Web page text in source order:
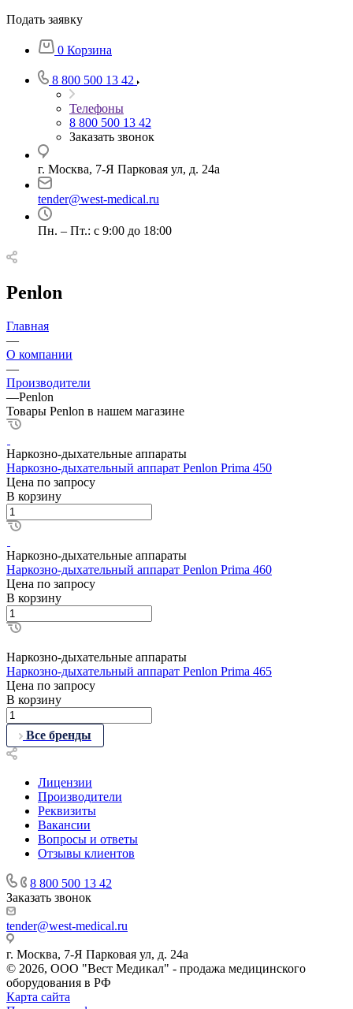
Подать заявку
0 Корзина
8 800 500 13 42
Телефоны
8 800 500 13 42
Заказать звонок
г. Москва, 7-Я Парковая ул, д. 24а
tender@west-medical.ru
Пн. – Пт.: с 9:00 до 18:00
Penlon
Главная
—
О компании
—
Производители
—Penlon
Товары Penlon в нашем магазине
Наркозно-дыхательные аппараты
Наркозно-дыхательный аппарат Penlon Prima 450
Цена по запросу
В корзину
Наркозно-дыхательные аппараты
Наркозно-дыхательный аппарат Penlon Prima 460
Цена по запросу
В корзину
Наркозно-дыхательные аппараты
Наркозно-дыхательный аппарат Penlon Prima 465
Цена по запросу
В корзину
Все бренды
Лицензии
Производители
Реквизиты
Вакансии
Вопросы и ответы
Отзывы клиентов
8 800 500 13 42
Заказать звонок
tender@west-medical.ru
г. Москва, 7-Я Парковая ул, д. 24а
© 2026, ООО "Вест Медикал" - продажа медицинского
оборудования в РФ
Карта сайта